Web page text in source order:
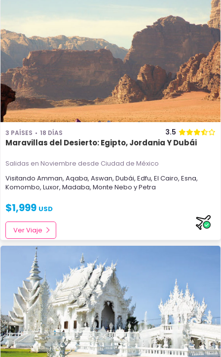
3 PAÍSES 18 DÍAS 3.5
Maravillas del Desierto: Egipto, Jordania Y Dubái
Salidas en Noviembre desde Ciudad de México
Visitando Amman, Aqaba, Aswan, Dubái, Edfu, El Cairo, Esna,
Komombo, Luxor, Madaba, Monte Nebo yPetra
$1,999 USD
Ver Viaje